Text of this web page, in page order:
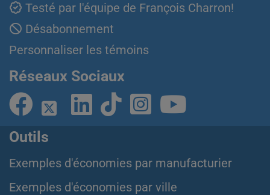
Testé par l'équipe de François Charron!
Désabonnement
Personnaliser les témoins
Réseaux Sociaux
Outils
Exemples d'économies par manufacturier
Exemples d'économies par ville